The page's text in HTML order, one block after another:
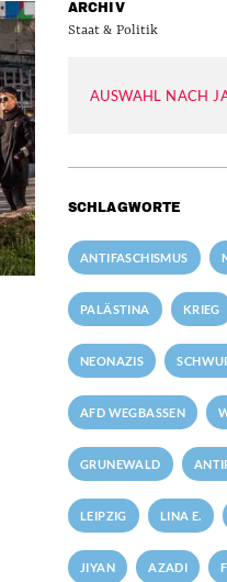
ARCHIV
Staat & Politik
AUSWAHL NACH
SCHLAGWORTE
ANTIFASCHISMUS
PALÄSTINA KRIEG
NEONAZIS
AFD WEGBASSEN
GRUNEWALD
LEIPZIG LINA E.
JIYAN AZADI